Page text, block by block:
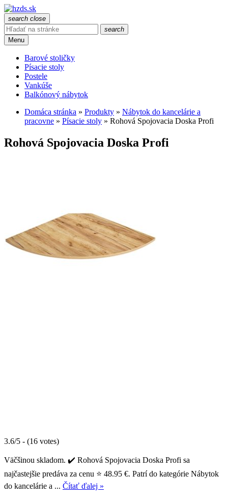
search close
search
Menu
Barové stoličky
Písacie stoly
Postele
Vankúše
Balkónový nábytok
Domáca stránka » Produkty » Nábytok do kancelárie a
pracovne » Písacie stoly » Rohová Spojovacia Doska Profi
Rohová Spojovacia Doska Profi
3.6/5 - (16 votes)
Väčšinou skladom. ✔️ Rohová Spojovacia Doska Profi sa
najčastejšie predáva za cenu ⭐ 48.95 €. Patrí do kategórie Nábytok
do kancelárie a ... Čítať ďalej »